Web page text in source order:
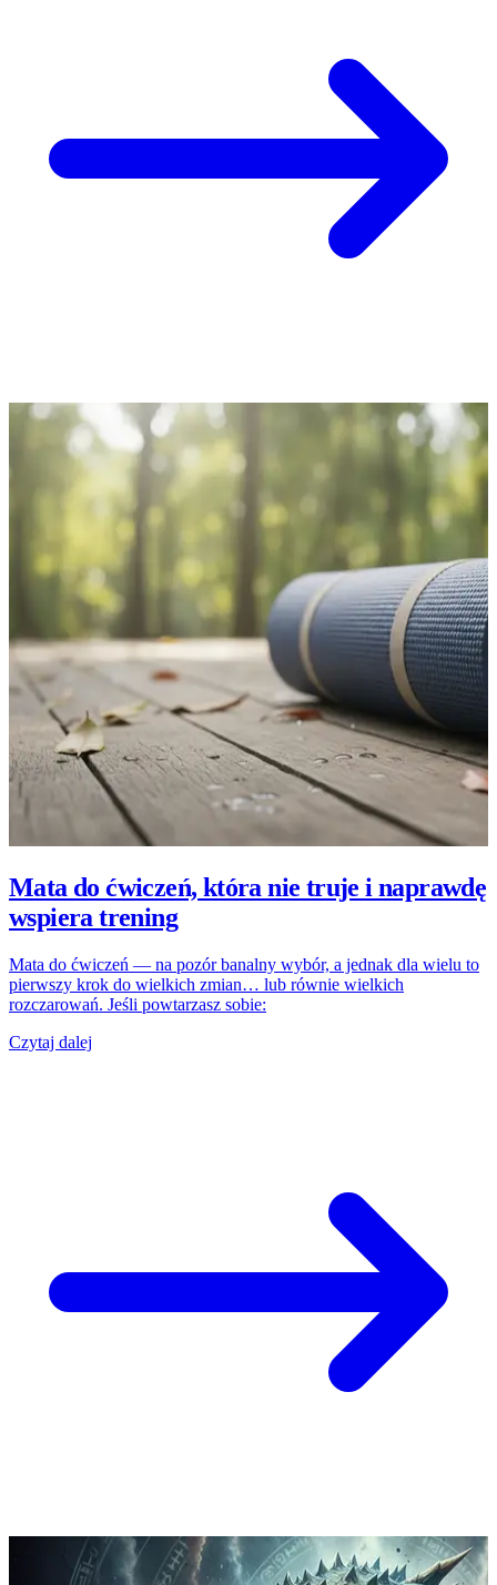
Mata do ćwiczeń, która nie truje i naprawdę
wspiera trening
Mata do ćwiczeń — na pozór banalny wybór, a jednak dla wielu to
pierwszy krok do wielkich zmian… lub równie wielkich
rozczarowań. Jeśli powtarzasz sobie:
Czytaj dalej